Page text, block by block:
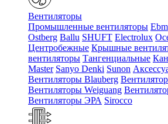
Вентиляторы
Промышленные вентиляторы
Ostberg Ballu SHUFT Electrolux
Центробежные Крышные
вентиляторы Тангенциальные
Master Sanyo Denki Sunon
Вентиляторы Blauberg
Вентиляторы Weiguang
Вентиляторы ЭРА Sirocco